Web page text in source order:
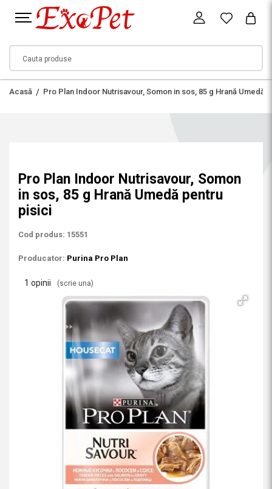
Acasă Pro Plan Indoor Nutrisavour, Somon in sos, 85 g Hrană Umedă
Pro Plan Indoor Nutrisavour, Somon
in sos, 85 g Hrană Umedă pentru
pisici
Cod produs: 15551
Producator: Purina Pro Plan
1 opinii (scrie una)